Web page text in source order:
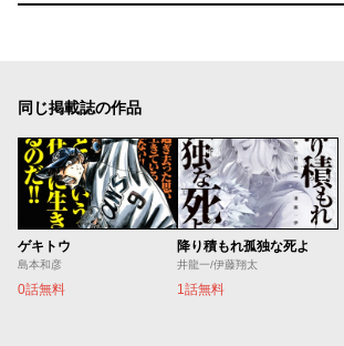
同じ掲載誌の作品
ゲキトウ
島本和彦
0話無料
降り積もれ孤独な死よ
井龍一/伊藤翔太
1話無料